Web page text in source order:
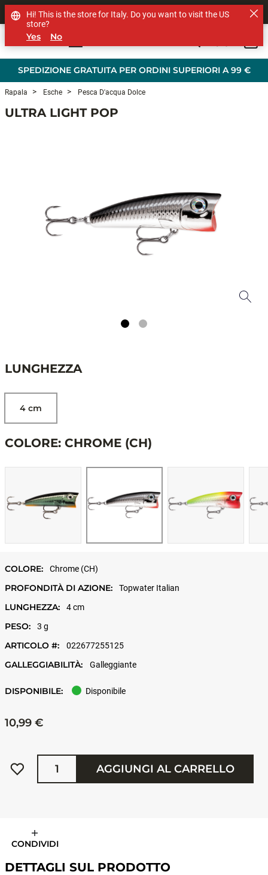
SPEDIZIONE GRATUITA PER ORDINI SUPERIORI A 99 €
SHOP OTHER BRANDS
Rapala Esche Pesca D'acqua Dolce
ULTRA LIGHT POP
LUNGHEZZA
4 cm
COLORE: CHROME (CH)
COLORE: Chrome (CH)
PROFONDITÀ DI AZIONE: Topwater Italian
LUNGHEZZA: 4 cm
PESO: 3 g
ARTICOLO #: 022677255125
GALLEGGIABILITÀ: Galleggiante
DISPONIBILE: Disponibile
10,99 €
Quantità
AGGIUNGI AL CARRELLO
CONDIVIDI
DETTAGLI SUL PRODOTTO
Hi! This is the store for Italy. Do you want to visit the US
store?
Yes No